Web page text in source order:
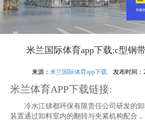
米兰国际体育app下载:c型钢
来源：米兰国际体育app下载 发布时间：
米兰体育APP下载链接:
冷水江锑都环保有限责任公司研发的卸
装置通过卸料室内的翻转与夹紧机构配合